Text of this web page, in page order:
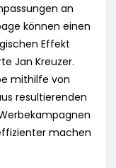
an
können einen
Effekt
Jan Kreuzer.
mithilfe von
resultierenden
machen